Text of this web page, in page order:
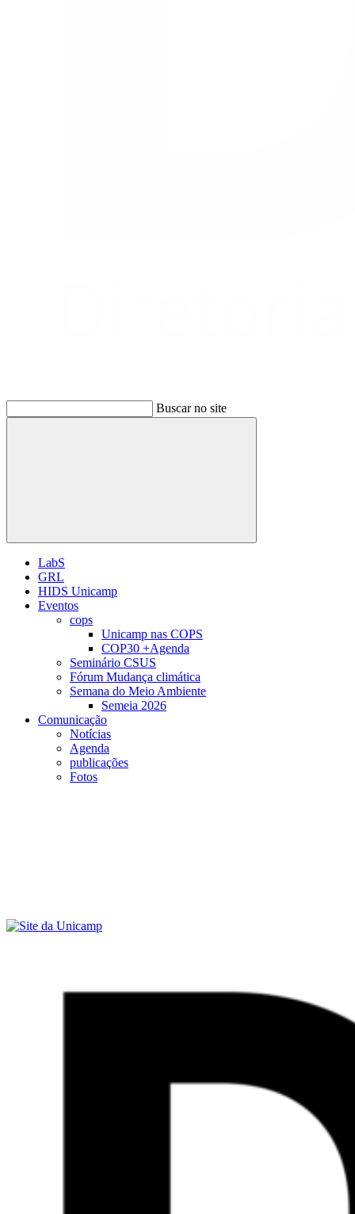
Buscar no site
Buscar
LabS
GRL
HIDS Unicamp
Eventos
cops
Unicamp nas COPS
COP30 +Agenda
Seminário CSUS
Fórum Mudança climática
Semana do Meio Ambiente
Semeia 2026
Comunicação
Notícias
Agenda
publicações
Fotos